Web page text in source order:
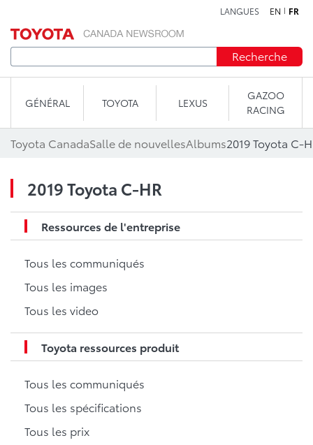
LANGUES EN FR
Recherche
GÉNÉRAL TOYOTA LEXUS
GAZOO
RACING
Toyota CanadaSalle de nouvellesAlbums2019 Toyota C-
2019 Toyota C-HR
Ressources de l'entreprise
Tous les communiqués
Tous les images
Tous les video
Toyota ressources produit
Tous les communiqués
Tous les spécifications
Tous les prix